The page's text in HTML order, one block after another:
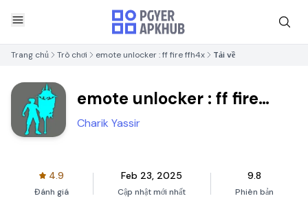
Trang chủ Trò chơi emote unlocker : ff fire ffh4x Tải về
emote unlocker : ff fire
ffh4x
Charik Yassir
4.9
Đánh giá
Feb 23, 2025
Cập nhật mới nhất
9.8
Phiên bản